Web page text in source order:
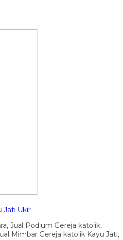
Jati Ukir
Jual Podium Gereja katolik,
Mimbar Gereja katolik Kayu Jati,